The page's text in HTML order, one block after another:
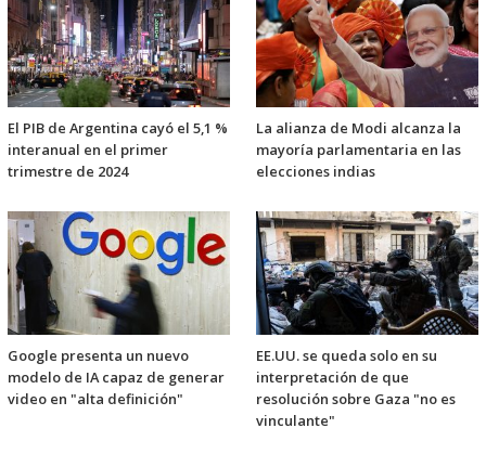
El PIB de Argentina cayó el 5,1 %
interanual en el primer
trimestre de 2024
La alianza de Modi alcanza la
mayoría parlamentaria en las
elecciones indias
Google presenta un nuevo
modelo de IA capaz de generar
video en "alta definición"
EE.UU. se queda solo en su
interpretación de que
resolución sobre Gaza "no es
vinculante"